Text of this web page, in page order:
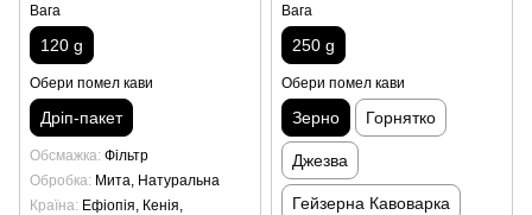
Вага
120 g
Обери помел кави
Дріп-пакет
Обсмажка Фільтр
Обробка Мита, Натуральна
Країна Ефіопія, Кенія,
Вага
250 g
Обери помел кави
Зерно Горнятко
Джезва
Гейзерна Кавоварка